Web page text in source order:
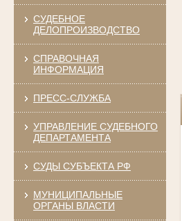
СУДЕБНОЕ
ДЕЛОПРОИЗВОДСТВО
СПРАВОЧНАЯ
ИНФОРМАЦИЯ
ПРЕСС-СЛУЖБА
УПРАВЛЕНИЕ СУДЕБНОГО
ДЕПАРТАМЕНТА
СУДЫ СУБЪЕКТА РФ
МУНИЦИПАЛЬНЫЕ
ОРГАНЫ ВЛАСТИ